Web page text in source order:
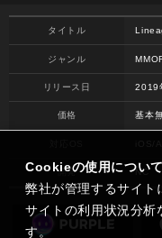
タイトル
ジャンル
リリース日 2019
価格 基本
開発 NC
Cookieの使用について
弊社が管理するサイト
サイトの利用状況分析
す。